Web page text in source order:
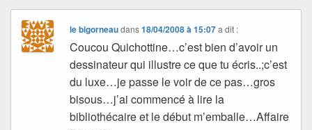
le bigorneaudans18/04/2008 à 15:07 a dit :
Coucou Quichottine…c’est bien d’avoir un
dessinateur qui illustre ce que tu écris..;c’est
du luxe…je passe le voir de ce pas…gros
bisous…j’ai commencé à lire la
bibliothécaire et le début m’emballe…Affaire